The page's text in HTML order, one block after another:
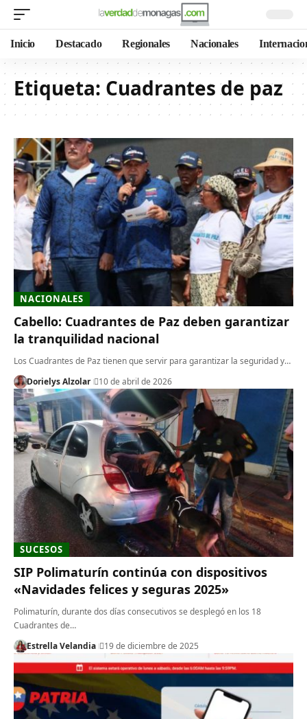
Inicio Destacado Regionales Nacionales
Etiqueta: Cuadrantes de paz
NACIONALES
Cabello: Cuadrantes de Paz deben garantizar
la tranquilidad nacional
Los Cuadrantes de Paz tienen que servir para garantizar la seguridad y…
Dorielys Alzolar
10 de abril de 2026
SUCESOS
SIP Polimaturín continúa con dispositivos
«Navidades felices y seguras 2025»
Polimaturín, durante dos días consecutivos se desplegó en los 18
Cuadrantes de…
Estrella Velandia
19 de diciembre de 2025